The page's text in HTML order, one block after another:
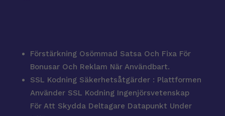
Förstärkning Osömmad Satsa Och Fixa För
Bonusar Och Reklam När Användbart.
SSL Kodning Säkerhetsåtgärder : Plattformen
Använder SSL Kodning Ingenjörsvetenskap
För Att Skydda Deltagare Datapunkt Under